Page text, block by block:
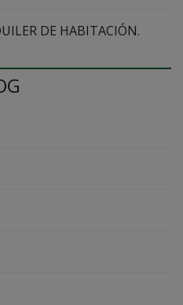
DE HABITACIÓN.